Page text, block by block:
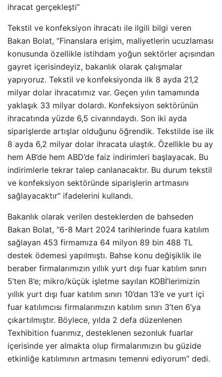
ihracat gerçekleşti’’
Tekstil ve konfeksiyon ihracatı ile ilgili bilgi veren
Bakan Bolat, ‘‘Finanslara erişim, maliyetlerin ucuzlaması
konusunda özellikle istihdam yoğun sektörler açısından
gayret içerisindeyiz, bakanlık olarak çalışmalar
yapıyoruz. Tekstil ve konfeksiyonda ilk 8 ayda 21,2
milyar dolar ihracatımız var. Geçen yılın tamamında
yaklaşık 33 milyar dolardı. Konfeksiyon sektörünün
ihracatında yüzde 6,5 civarındaydı. Son iki ayda
siparişlerde artışlar olduğunu öğrendik. Tekstilde ise ilk
8 ayda 6,2 milyar dolar ihracata ulaştık. Özellikle bu ay
hem AB’de hem ABD’de faiz indirimleri başlayacak. Bu
indirimlerle tekrar talep canlanacaktır. Bu durum tekstil
ve konfeksiyon sektöründe siparişlerin artmasını
sağlayacaktır’’ ifadelerini kullandı.
Bakanlık olarak verilen desteklerden de bahseden
Bakan Bolat, ‘‘6-8 Mart 2024 tarihlerinde fuara katılım
sağlayan 453 firmamıza 64 milyon 89 bin 488 TL
destek ödemesi yapılmıştı. Bahse konu değişiklik ile
beraber firmalarımızın yıllık yurt dışı fuar katılım sınırı
5’ten 8’e; mikro/küçük işletme sayılan KOBİ’lerimizin
yıllık yurt dışı fuar katılım sınırı 10’dan 13’e ve yurt içi
fuar katılımcısı firmalarımızın katılım sınırı 3’ten 6’ya
çıkartılmıştır. Böylece, yılda 2 defa düzenlenen
Texhibition fuarımız, desteklenen sezonluk fuarlar
içerisinde yer almakta olup firmalarımızın bu güzide
etkinliğe katılımının artmasını temenni ediyorum’’ dedi.